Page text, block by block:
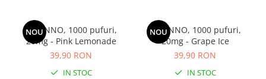
NOU
Kit UNNO, 1000 pufuri,
20mg - Pink Lemonade
39,90 RON
IN STOC
NOU
Kit UNNO, 1000 pufuri,
20mg - Grape Ice
39,90 RON
IN STOC